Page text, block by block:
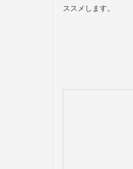
ススメします。